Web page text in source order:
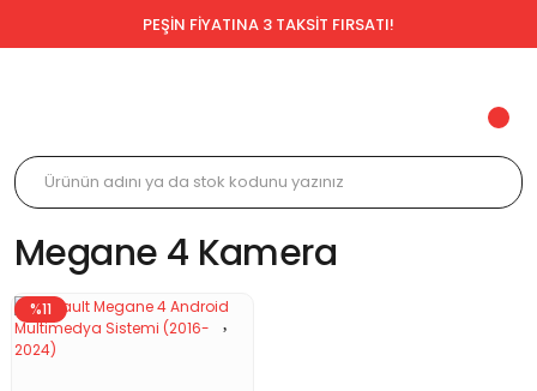
PEŞİN FİYATINA 3 TAKSİT FIRSATI!
Megane 4 Kamera
%11